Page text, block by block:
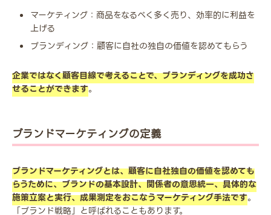
マーケティング：商品をなるべく多く売り、効率的に利益を
上げる
ブランディング：顧客に自社の独自の価値を認めてもらう
企業ではなく顧客目線で考えることで、ブランディングを成功さ
せることができます。
ブランドマーケティングの定義
ブランドマーケティングとは、顧客に自社独自の価値を認めても
らうために、ブランドの基本設計、関係者の意思統一、具体的な
施策立案と実行、成果測定をおこなうマーケティング手法です。
「ブランド戦略」と呼ばれることもあります。